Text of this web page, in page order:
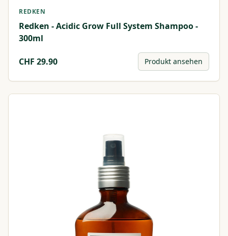
REDKEN
Redken - Acidic Grow Full System Shampoo -
300ml
CHF 29.90 Produkt ansehen